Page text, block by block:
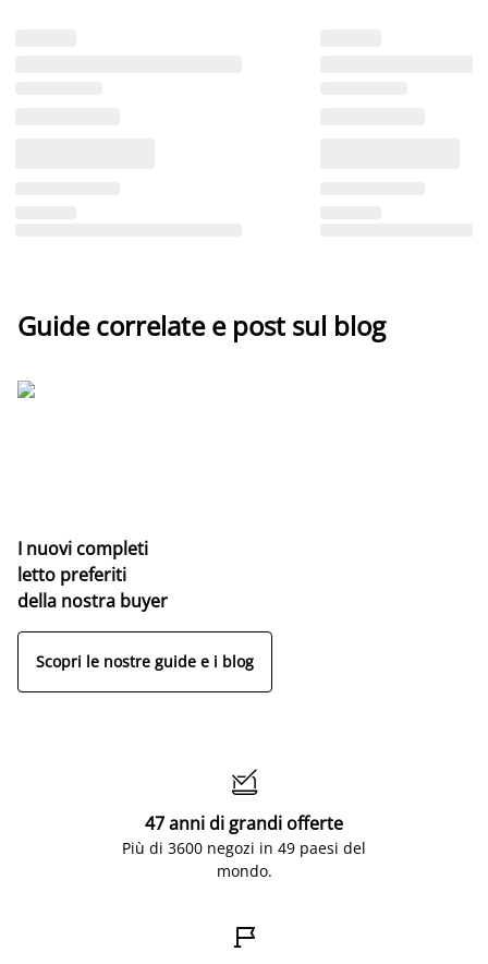
Guide correlate e post sul blog
I nuovi completi
letto preferiti
della nostra buyer
Scopri le nostre guide e i blog

47 anni di grandi offerte
Più di 3600 negozi in 49 paesi del
mondo.
